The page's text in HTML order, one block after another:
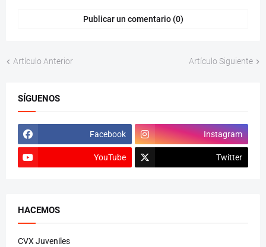
Publicar un comentario (0)
Artículo Anterior Artículo Siguiente
SÍGUENOS
Facebook Instagram
YouTube Twitter
HACEMOS
CVX Juveniles